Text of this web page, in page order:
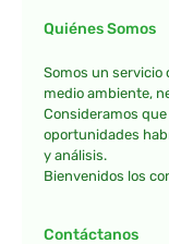
Quiénes Somos
Somos un servicio
medio ambiente,
Consideramos
oportunidades
y análisis.
Bienvenidos los
Contáctanos